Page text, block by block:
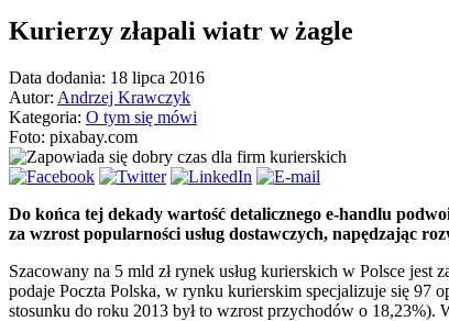
Kurierzy złapali wiatr w żagle
Data dodania: 18 lipca 2016
Autor: Andrzej Krawczyk
Kategoria: O tym się mówi
Foto: pixabay.com
Do końca tej dekady wartość detalicznego e-handlu
za wzrost popularności usług dostawczych, napędzając
Szacowany na 5 mld zł rynek usług kurierskich w Polsce
podaje Poczta Polska, w rynku kurierskim specjalizuje się 97
stosunku do roku 2013 był to wzrost przychodów o 18,23%).